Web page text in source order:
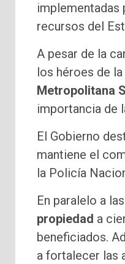
implementadas
recursos del
A pesar de la
los héroes de
Metropolitana
importancia de
El Gobierno
mantiene el
la Policía
En paralelo a
propiedad a
beneficiados.
a fortalecer las